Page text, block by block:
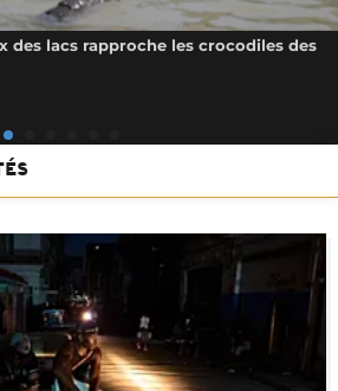
des lacs rapproche les crocodiles des